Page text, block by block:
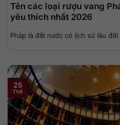
Tên các loại rượu vang
yêu thích nhất 2026
Pháp là đất nước có lịch sử lâu
25
Th8